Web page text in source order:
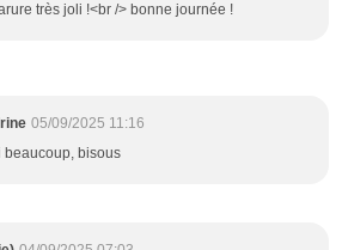
très joli !<br /> bonne journée !
05/09/2025 11:16
beaucoup, bisous